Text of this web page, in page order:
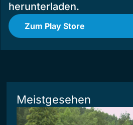
herunterladen.
Zum Play Store
Meistgesehen